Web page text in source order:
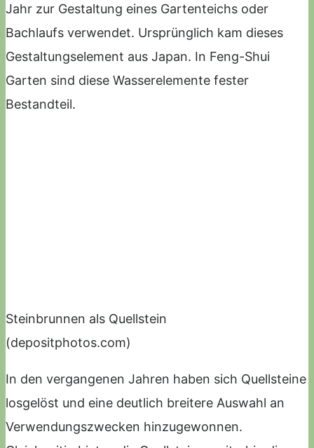
Jahr zur Gestaltung eines Gartenteichs oder
Bachlaufs verwendet. Ursprünglich kam dieses
Gestaltungselement aus Japan. In Feng-Shui
Garten sind diese Wasserelemente fester
Bestandteil.
Steinbrunnen als Quellstein
(depositphotos.com)
In den vergangenen Jahren haben sich Quellsteine
losgelöst und eine deutlich breitere Auswahl an
Verwendungszwecken hinzugewonnen.